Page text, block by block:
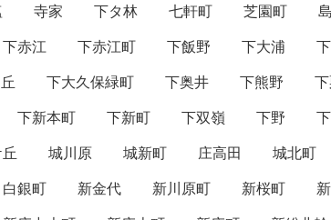
寺家 下タ林 七軒町 芝園町
下赤江 下赤江町 下飯野 下大浦
下大久保緑町 下奥井 下熊野
下新本町 下新町 下双嶺 下野
城川原 城新町 庄高田 城北町
白銀町 新金代 新川原町 新桜町